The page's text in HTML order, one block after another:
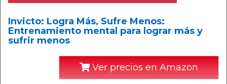
Invicto: Logra Más, Sufre Menos:
Entrenamiento mental para lograr más y
sufrir menos
Ver precios en Amazon